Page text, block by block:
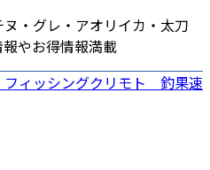
・グレ・アオリイカ・太刀
やお得情報満載